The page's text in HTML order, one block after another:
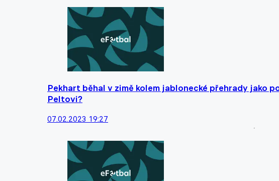
Pekhart běhal v zimě kolem jablonecké přehrady jako
Peltovi?
07.02.2023 19:27